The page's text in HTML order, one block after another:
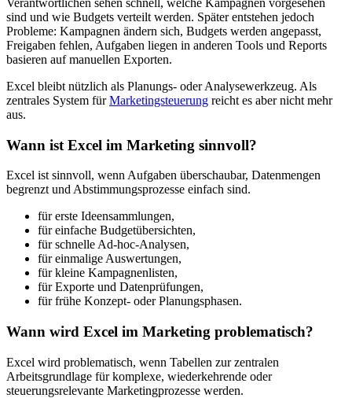
sind und wie Budgets verteilt werden. Später entstehen jedoch
Probleme: Kampagnen ändern sich, Budgets werden angepasst,
Freigaben fehlen, Aufgaben liegen in anderen Tools und Reports
basieren auf manuellen Exporten.
Excel bleibt nützlich als Planungs- oder Analysewerkzeug. Als
zentrales System fürMarketingsteuerung reicht es aber nicht mehr
aus.
Wann ist Excel im Marketing sinnvoll?
Excel ist sinnvoll, wenn Aufgaben überschaubar, Datenmengen
begrenzt und Abstimmungsprozesse einfach sind.
für erste Ideensammlungen,
für einfache Budgetübersichten,
für schnelle Ad-hoc-Analysen,
für einmalige Auswertungen,
für kleine Kampagnenlisten,
für Exporte und Datenprüfungen,
für frühe Konzept- oder Planungsphasen.
Wann wird Excel im Marketing problematisch?
Excel wird problematisch, wenn Tabellen zur zentralen
Arbeitsgrundlage für komplexe, wiederkehrende oder
steuerungsrelevante Marketingprozesse werden.